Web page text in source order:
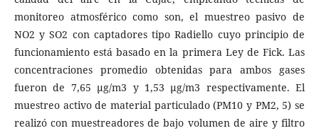
monitoreo atmosférico como son, el muestreo pasivo de
NO2 y SO2 con captadores tipo Radiello cuyo principio de
funcionamiento está basado en la primera Ley de Fick. Las
concentraciones promedio obtenidas para ambos gases
fueron de 7,65 µg/m3 y 1,53 µg/m3 respectivamente. El
muestreo activo de material particulado (PM10 y PM2, 5) se
realizó con muestreadores de bajo volumen de aire y filtro